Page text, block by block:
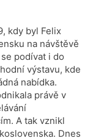
kdy byl Felix
na návštěvě
podívat i do
výstavu, kde
nabídka.
právě v
A tak vznikl
Dnes